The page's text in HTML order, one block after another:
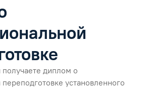
диплом о
установленного